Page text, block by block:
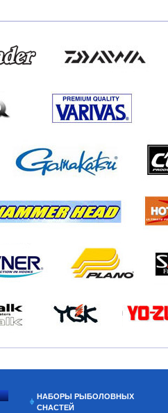
НАБОРЫ РЫБОЛОВНЫХ
СНАСТЕЙ